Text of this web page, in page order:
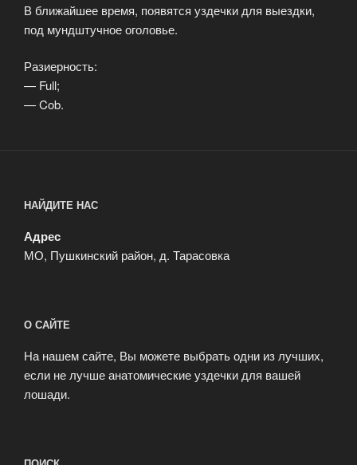
В ближайшее время, появятся уздечки для выездки,
под мундштучное оголовье.
Разиерность:
— Full;
— Cob.
НАЙДИТЕ НАС
Адрес
МО, Пушкинский район, д. Тарасовка
О САЙТЕ
На нашем сайте, Вы можете выбрать одни из лучших,
если не лучше анатомические уздечки для вашей
лошади.